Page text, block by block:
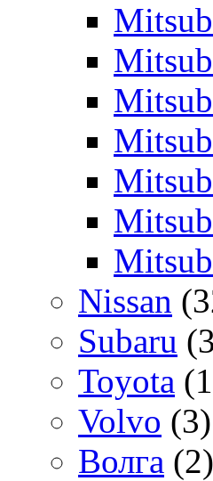
Nissan
Subaru
Toyota
Volvo (3)
Волга (2)